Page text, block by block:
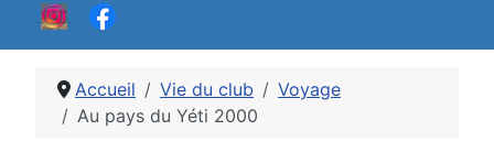
Accueil Vie du club
Voyage
Au pays du Yéti 2000